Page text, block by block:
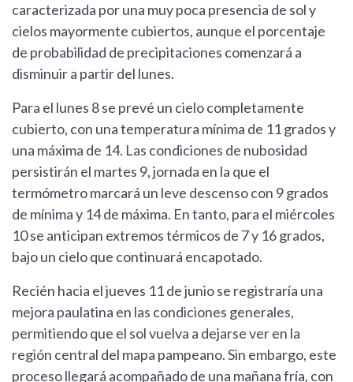
caracterizada por una muy poca presencia de sol y
cielos mayormente cubiertos, aunque el porcentaje
de probabilidad de precipitaciones comenzará a
disminuir a partir del lunes.
Para el lunes 8 se prevé un cielo completamente
cubierto, con una temperatura mínima de 11 grados y
una máxima de 14. Las condiciones de nubosidad
persistirán el martes 9, jornada en la que el
termómetro marcará un leve descenso con 9 grados
de mínima y 14 de máxima. En tanto, para el miércoles
10 se anticipan extremos térmicos de 7 y 16 grados,
bajo un cielo que continuará encapotado.
Recién hacia el jueves 11 de junio se registraría una
mejora paulatina en las condiciones generales,
permitiendo que el sol vuelva a dejarse ver en la
región central del mapa pampeano. Sin embargo, este
proceso llegará acompañado de una mañana fría, con